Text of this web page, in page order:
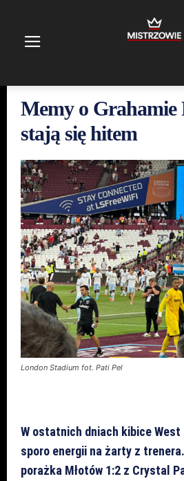
Memy o Grahamie
stają się hitem
London Stadium fot. Pati Pel
W ostatnich dniach kibice West
sporo energii na żarty z
porażka Młotów 1:2 z Crystal